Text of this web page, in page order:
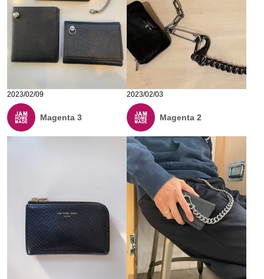
2023/02/09
Magenta 3
2023/02/03
Magenta 2